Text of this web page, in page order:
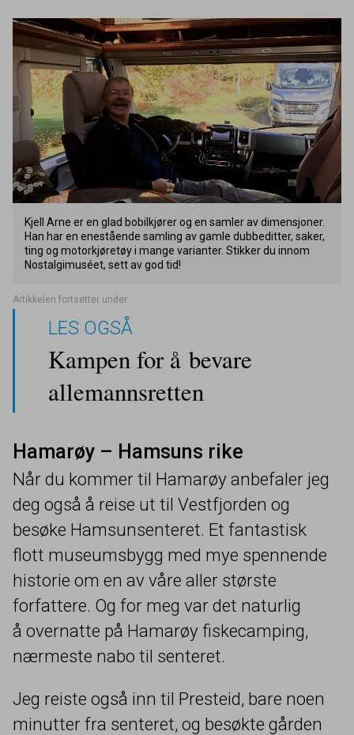
Kjell Arne er en glad bobilkjører og en samler av dimensjoner.
Han har en enestående samling av gamle dubbeditter, saker,
ting og motorkjøretøy i mange varianter. Stikker du innom
Nostalgimuséet, sett av god tid!
LES OGSÅ
Kampen for å bevare
allemannsretten
Hamarøy – Hamsuns rike
Når du kommer til Hamarøy anbefaler jeg
deg også å reise ut til Vestfjorden og
besøke Hamsunsenteret. Et fantastisk
flott museumsbygg med mye spennende
historie om en av våre aller største
forfattere. Og for meg var det naturlig
å overnatte på Hamarøy fiskecamping,
nærmeste nabo til senteret.
Jeg reiste også inn til Presteid, bare noen
minutter fra senteret, og besøkte gården